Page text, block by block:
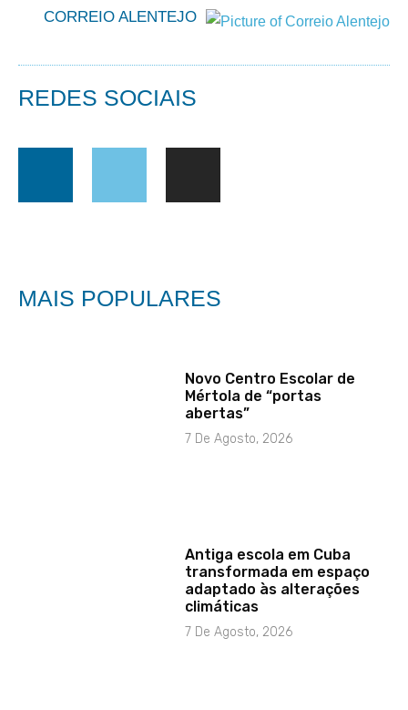
CORREIO ALENTEJO
REDES SOCIAIS
MAIS POPULARES
Novo Centro Escolar de
Mértola de “portas
abertas”
7 De Agosto, 2026
Antiga escola em Cuba
transformada em espaço
adaptado às alterações
climáticas
7 De Agosto, 2026